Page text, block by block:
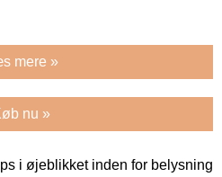
mere »
nu »
i øjeblikket inden for belysning